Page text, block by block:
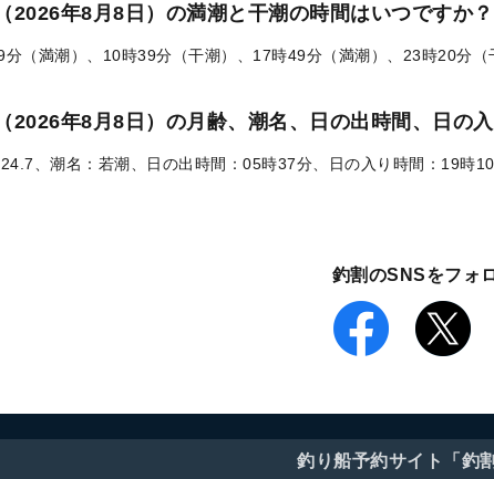
2026年8月8日）の満潮と干潮の時間はいつですか？
分（満潮）、10時39分（干潮）、17時49分（満潮）、23時20分（
2026年8月8日）の月齢、潮名、日の出時間、日の
、潮名：若潮、日の出時間：05時37分、日の入り時間：19時
釣割のSNSをフォ
釣り船予約サイト「釣